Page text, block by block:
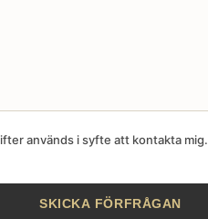
används i syfte att kontakta mig.